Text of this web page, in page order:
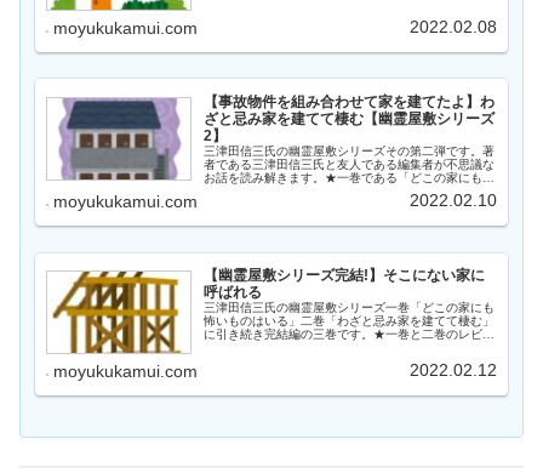
moyukukamui.com 2022.02.08
【事故物件を組み合わせて家を建てたよ】わ
ざと忌み家を建てて棲む【幽霊屋敷シリーズ
2】
三津田信三氏の幽霊屋敷シリーズその第二弾です。著
者である三津田信三氏と友人である編集者が不思議な
お話を読み解きます。★一巻である「どこの家にも怖
内容です。今なら「事故物件」といわれるような事
moyukukamui.com 2022.02.10
【幽霊屋敷シリーズ完結!】そこにない家に
呼ばれる
三津田信三氏の幽霊屋敷シリーズ一巻「どこの家にも
怖いものはいる」二巻「わざと忌み家を建てて棲む」
に引き続き完結編の三巻です。★一巻と二巻のレビュ
moyukukamui.com 2022.02.12